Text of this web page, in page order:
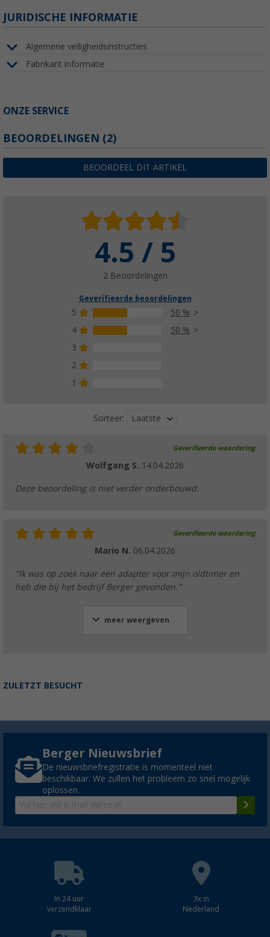
JURIDISCHE INFORMATIE
Algemene veiligheidsinstructies
Fabrikant informatie
ONZE SERVICE
BEOORDELINGEN (2)
BEOORDEEL DIT ARTIKEL
4.5 / 5
2 Beoordelingen
Geverifieerde beoordelingen
5
50 %
4
50 %
3
2
1
Sorteer: Laatste
Geverifieerde waardering
Wolfgang S. 14.04.2026
Deze beoordeling is niet verder onderbouwd.
Geverifieerde waardering
Mario N. 06.04.2026
"Ik was op zoek naar een adapter voor mijn oldtimer en
heb die bij het bedrijf Berger gevonden."
meer weergeven
ZULETZT BESUCHT
Berger Nieuwsbrief
De nieuwsbriefregistratie is momenteel niet
beschikbaar. We zullen het probleem zo snel mogelijk
oplossen.
In 24 uur
verzendklaar
3x in
Nederland